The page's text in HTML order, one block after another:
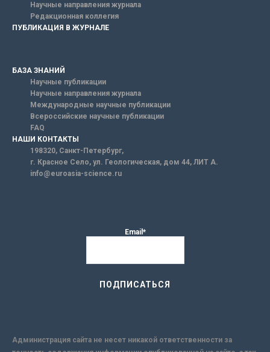
Научные направления журнала
Редакционная коллегия
ПУБЛИКАЦИЯ В ЖУРНАЛЕ
БАЗА ЗНАНИЙ
Научные публикации
Научные направления журнала
Международные научные публикации
Всероссийские научные публикации
FAQ
НАШИ КОНТАКТЫ
198320, Санкт-Петербург,
г. Красное Село, ул. Геологическая, дом 44, ЛИТ А.
info@euroasia-science.ru
Email*
Администрация сайта не несет никакой ответственности за